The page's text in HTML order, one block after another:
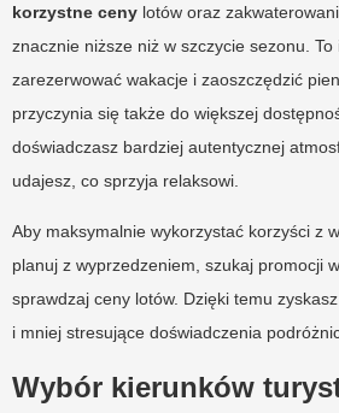
korzystne ceny lotów oraz
znacznie niższe niż w szczycie sezonu.
zarezerwować wakacje i zaoszczędzić
przyczynia się także do większej
doświadczasz bardziej autentycznej
udajesz, co sprzyja relaksowi.
Aby maksymalnie wykorzystać korzyści z
planuj z wyprzedzeniem, szukaj promocji
sprawdzaj ceny lotów. Dzięki temu
i mniej stresujące doświadczenia
Wybór kierunków